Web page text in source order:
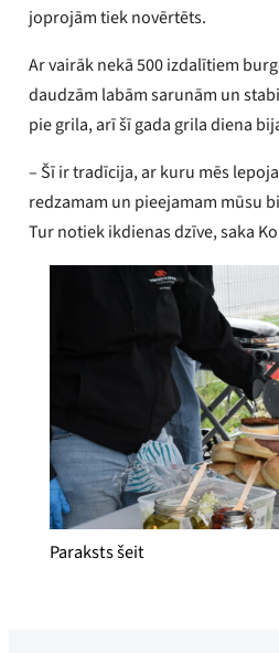
joprojām tiek novērtēts.
Ar vairāk nekā 500 izdalītiem
daudzām labām sarunām un
pie grila, arī šī gada grila diena
– Šī ir tradīcija, ar kuru mēs
redzamam un pieejamam mūsu
Tur notiek ikdienas dzīve, saka
Paraksts šeit